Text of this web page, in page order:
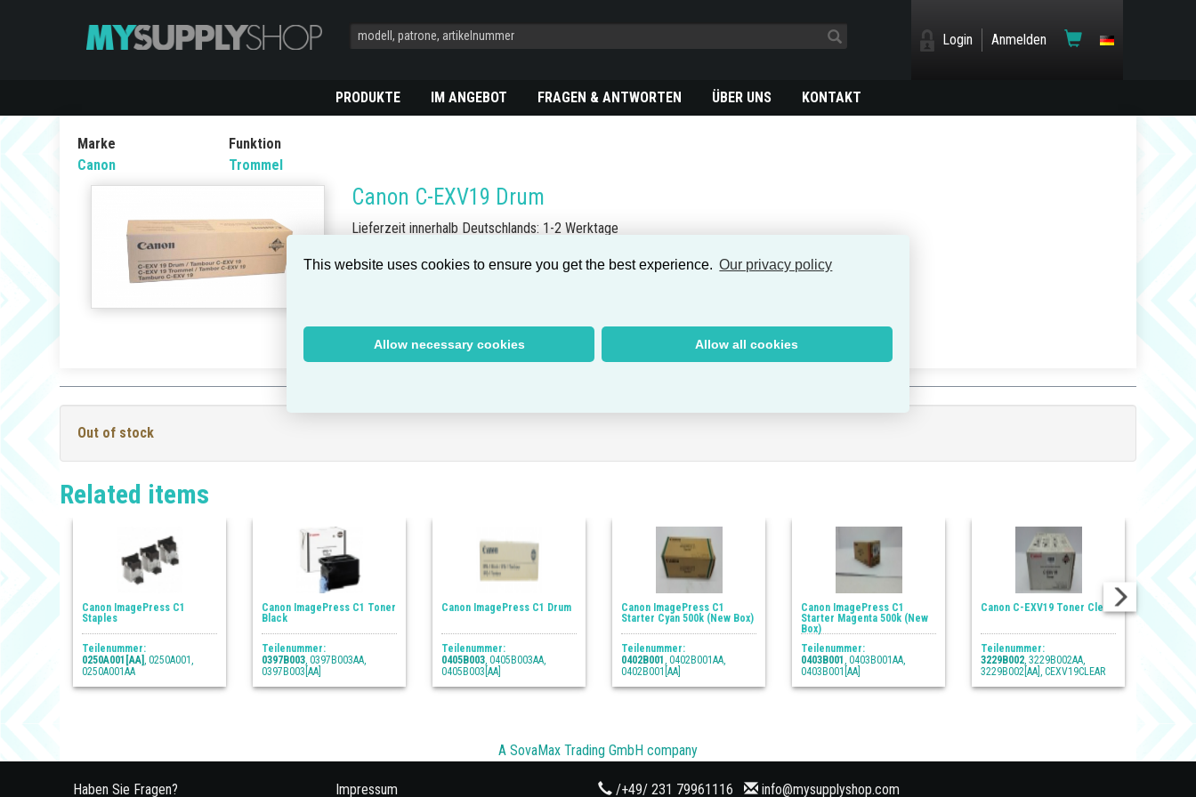
This website uses cookies to ensure you get the best experience. Our privacy policy
Allow necessary cookies Allow all cookies
Login Anmelden
PRODUKTE IM ANGEBOT FRAGEN & ANTWORTEN ÜBER UNS KONTAKT
Marke
Canon
Funktion
Trommel
Canon C-EXV19 Drum
Lieferzeit innerhalb Deutschlands: 1-2 Werktage
Teilenummer:
0405B002
, 0405B002AA, 0405B002[AA], CEXV19DRUM, CEXV19DU
Patronen: Canon C-EXV19 Drum
Out of stock
Related items
Canon ImagePress C1
Staples
Teilenummer:
0250A001[AA], 0250A001,
0250A001AA
Canon ImagePress C1 Toner
Black
Teilenummer:
0397B003, 0397B003AA,
0397B003[AA]
Canon ImagePress C1 Drum
Teilenummer:
0405B003, 0405B003AA,
0405B003[AA]
Canon ImagePress C1
Starter Cyan 500k (New Box)
Teilenummer:
0402B001 , 0402B001AA,
0402B001[AA]
Canon ImagePress C1
Starter Magenta 500k (New
Box)
Teilenummer:
0403B001 , 0403B001AA,
0403B001[AA]
Canon C-EXV19 Toner Clear
Teilenummer:
3229B002, 3229B002AA,
3229B002[AA], CEXV19CLEAR
A SovaMax Trading GmbH company
Haben Sie Fragen? Impressum /+49/ 231 79961116 info@mysupplyshop.com